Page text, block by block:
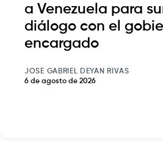
a Venezuela para
diálogo con el
encargado
JOSE GABRIEL DEYAN RIVAS
6 de agosto de 2026